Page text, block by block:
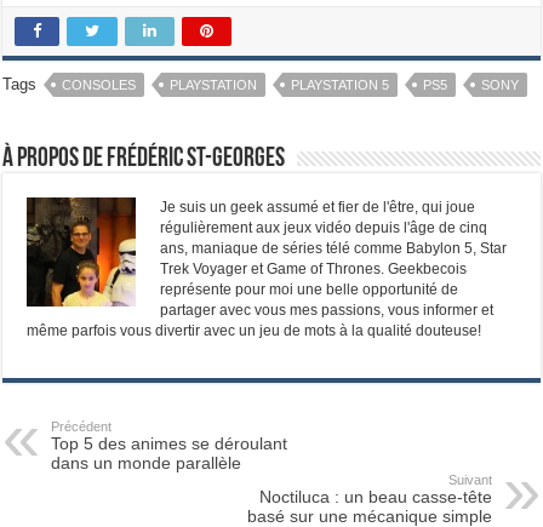
Tags CONSOLES PLAYSTATION PLAYSTATION 5 PS5 SONY
À propos de Frédéric St-Georges
Je suis un geek assumé et fier de l'être, qui joue
régulièrement aux jeux vidéo depuis l'âge de cinq
ans, maniaque de séries télé comme Babylon 5, Star
Trek Voyager et Game of Thrones. Geekbecois
représente pour moi une belle opportunité de
partager avec vous mes passions, vous informer et
même parfois vous divertir avec un jeu de mots à la qualité douteuse!
Précédent
Top 5 des animes se déroulant
dans un monde parallèle
Suivant
Noctiluca : un beau casse-tête
basé sur une mécanique simple